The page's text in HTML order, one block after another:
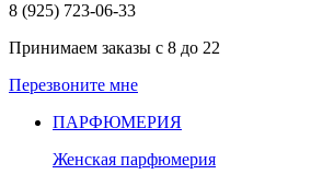
8 (925) 723-06-33
Принимаем заказы с 8 до 22
Перезвоните мне
ПАРФЮМЕРИЯ
Женская парфюмерия